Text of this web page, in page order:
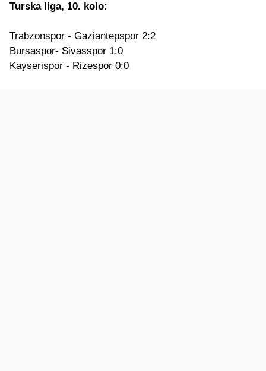
Turska liga, 10. kolo:
Trabzonspor - Gaziantepspor 2:2
Bursaspor- Sivasspor 1:0
Kayserispor - Rizespor 0:0